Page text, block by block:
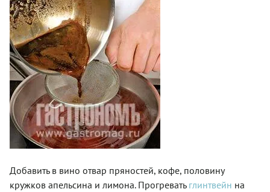
Добавить в вино отвар пряностей, кофе, половину
кружков апельсина и лимона. Прогревать глинтвейн на